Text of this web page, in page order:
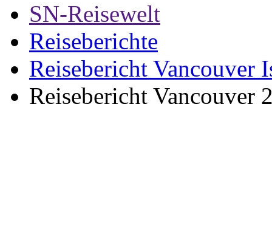
SN-Reisewelt
Reiseberichte
Reisebericht Vancouver
Reisebericht Vancouver